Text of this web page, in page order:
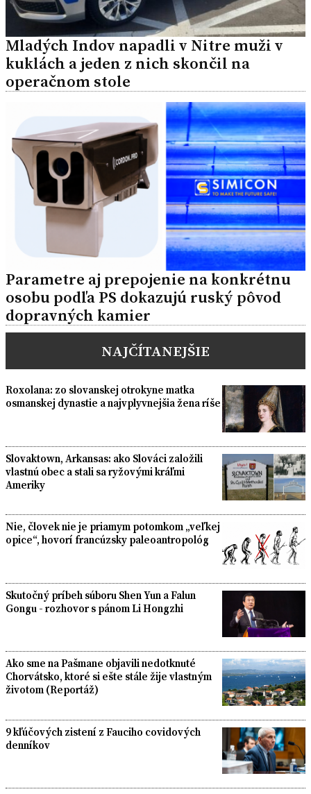
Mladých Indov napadli v Nitre muži v
kuklách a jeden z nich skončil na
operačnom stole
Parametre aj prepojenie na konkrétnu
osobu podľa PS dokazujú ruský pôvod
dopravných kamier
NAJČÍTANEJŠIE
Roxolana: zo slovanskej otrokyne matka
osmanskej dynastie a najvplyvnejšia žena ríše
Slovaktown, Arkansas: ako Slováci založili
vlastnú obec a stali sa ryžovými kráľmi
Ameriky
Nie, človek nie je priamym potomkom „veľkej
opice“, hovorí francúzsky paleoantropológ
Skutočný príbeh súboru Shen Yun a Falun
Gongu - rozhovor s pánom Li Hongzhi
Ako sme na Pašmane objavili nedotknuté
Chorvátsko, ktoré si ešte stále žije vlastným
životom (Reportáž)
9 kľúčových zistení z Fauciho covidových
denníkov